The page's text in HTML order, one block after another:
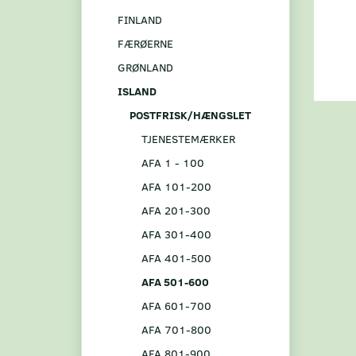
FINLAND
FÆRØERNE
GRØNLAND
ISLAND
POSTFRISK/HÆNGSLET
TJENESTEMÆRKER
AFA 1 - 100
AFA 101-200
AFA 201-300
AFA 301-400
AFA 401-500
AFA 501-600
AFA 601-700
AFA 701-800